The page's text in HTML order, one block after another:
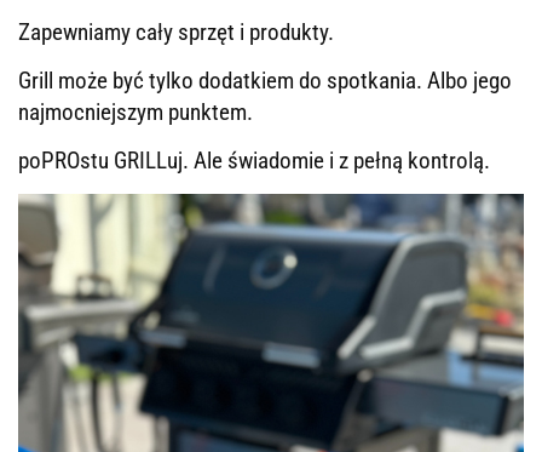
Zapewniamy cały sprzęt i produkty.
Grill może być tylko dodatkiem do spotkania. Albo jego
najmocniejszym punktem.
poPROstu GRILLuj. Ale świadomie i z pełną kontrolą.